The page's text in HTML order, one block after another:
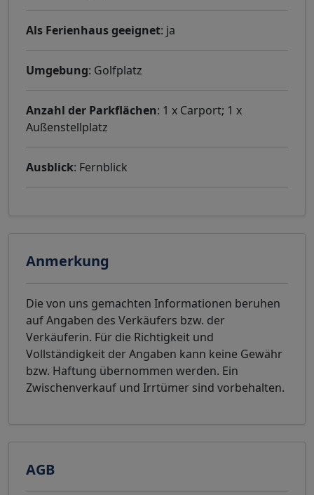
Als Ferienhaus geeignet: ja
Umgebung: Golfplatz
Anzahl der Parkflächen: 1 x Carport; 1 x
Außenstellplatz
Ausblick: Fernblick
Anmerkung
Die von uns gemachten Informationen beruhen
auf Angaben des Verkäufers bzw. der
Verkäuferin. Für die Richtigkeit und
Vollständigkeit der Angaben kann keine Gewähr
bzw. Haftung übernommen werden. Ein
Zwischenverkauf und Irrtümer sind vorbehalten.
AGB